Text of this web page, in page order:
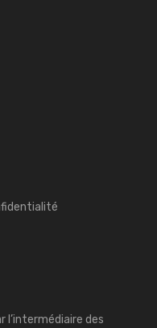
l’intermédiaire des